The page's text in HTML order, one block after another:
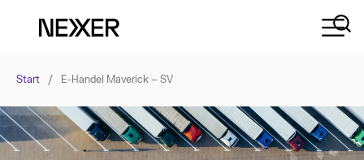
Start / E-Handel Maverick – SV